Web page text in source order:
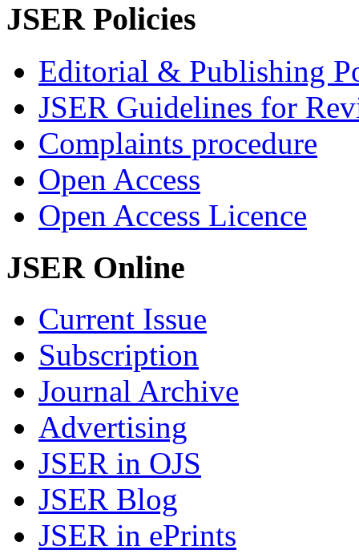
JSER Policies
Editorial & Publishing
JSER Guidelines for
Complaints procedure
Open Access
Open Access Licence
JSER Online
Current Issue
Subscription
Journal Archive
Advertising
JSER in OJS
JSER Blog
JSER in ePrints